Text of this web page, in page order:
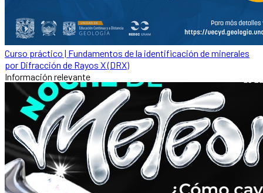
Curso práctico | Fundamentos de la identificación de minerales
por Difracción de Rayos X (DRX)
Información relevante